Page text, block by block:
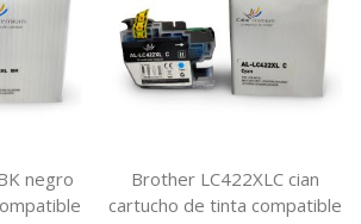
negro
Brother LC422XLC cian
cartucho de tinta compatible